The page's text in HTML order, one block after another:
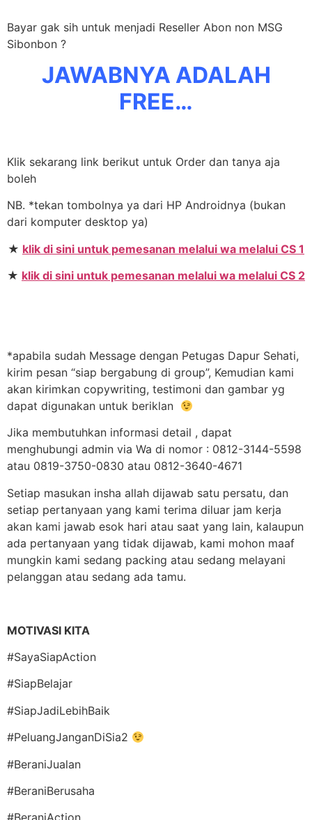
Bayar gak sih untuk menjadi Reseller Abon non MSG
Sibonbon ?
JAWABNYA ADALAH
FREE…
Klik sekarang link berikut untuk Order dan tanya aja
boleh
NB. *tekan tombolnya ya dari HP Androidnya (bukan
dari komputer desktop ya)
★ klik di sini untuk pemesanan melalui wa melalui CS 1
★ klik di sini untuk pemesanan melalui wa melalui CS 2
*apabila sudah Message dengan Petugas Dapur Sehati,
kirim pesan “siap bergabung di group”, Kemudian kami
akan kirimkan copywriting, testimoni dan gambar yg
dapat digunakan untuk beriklan
Jika membutuhkan informasi detail , dapat
menghubungi admin via Wa di nomor : 0812-3144-5598
atau 0819-3750-0830 atau 0812-3640-4671
Setiap masukan insha allah dijawab satu persatu, dan
setiap pertanyaan yang kami terima diluar jam kerja
akan kami jawab esok hari atau saat yang lain, kalaupun
ada pertanyaan yang tidak dijawab, kami mohon maaf
mungkin kami sedang packing atau sedang melayani
pelanggan atau sedang ada tamu.
MOTIVASI KITA
#SayaSiapAction
#SiapBelajar
#SiapJadiLebihBaik
#PeluangJanganDiSia2
#BeraniJualan
#BeraniBerusaha